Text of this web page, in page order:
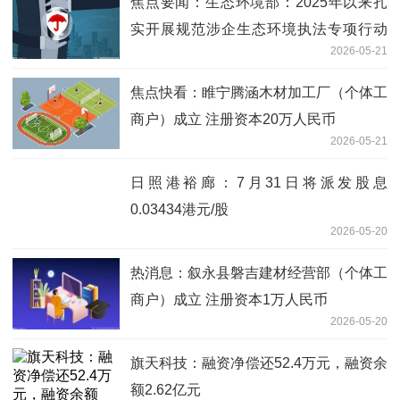
实开展规范涉企生态环境执法专项行动
2026-05-21
焦点快看：睢宁腾涵木材加工厂（个体工
商户）成立 注册资本20万人民币
2026-05-21
日照港裕廊：7月31日将派发股息
0.03434港元/股
2026-05-20
热消息：叙永县磐吉建材经营部（个体工
商户）成立 注册资本1万人民币
2026-05-20
旗天科技：融资净偿还52.4万元，融资余
额2.62亿元